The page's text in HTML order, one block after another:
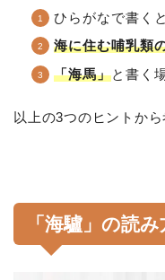
ひらがなで書くと
海に住む哺乳類
「海馬」と書く
以上の3つのヒントか
「海驢」の読